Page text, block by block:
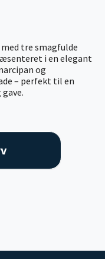
tre smagfulde
i en elegant
og
– perfekt til en